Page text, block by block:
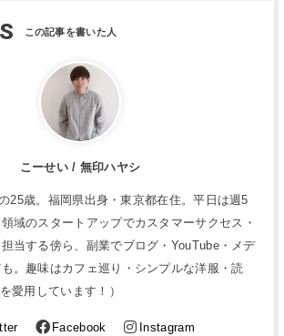
こーせい / 無印ハヤシ
25歳。福岡県出身・東京都在住。平日は週5
域のスタートアップでカスタマーサクセス・
当する傍ら、副業でブログ・YouTube・メデ
。趣味はカフェ巡り・シンプルな洋服・読
愛用しています！）
Facebook Instagram